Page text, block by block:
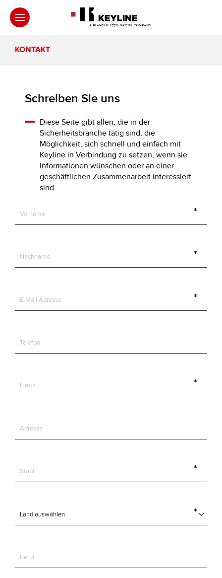
KONTAKT
Schreiben Sie uns
Diese Seite gibt allen, die in der
Sicherheitsbranche tätig sind, die
Möglichkeit, sich schnell und einfach mit
Keyline in Verbindung zu setzen, wenn sie
Informationen wünschen oder an einer
geschäftlichen Zusammenarbeit interessiert
sind.